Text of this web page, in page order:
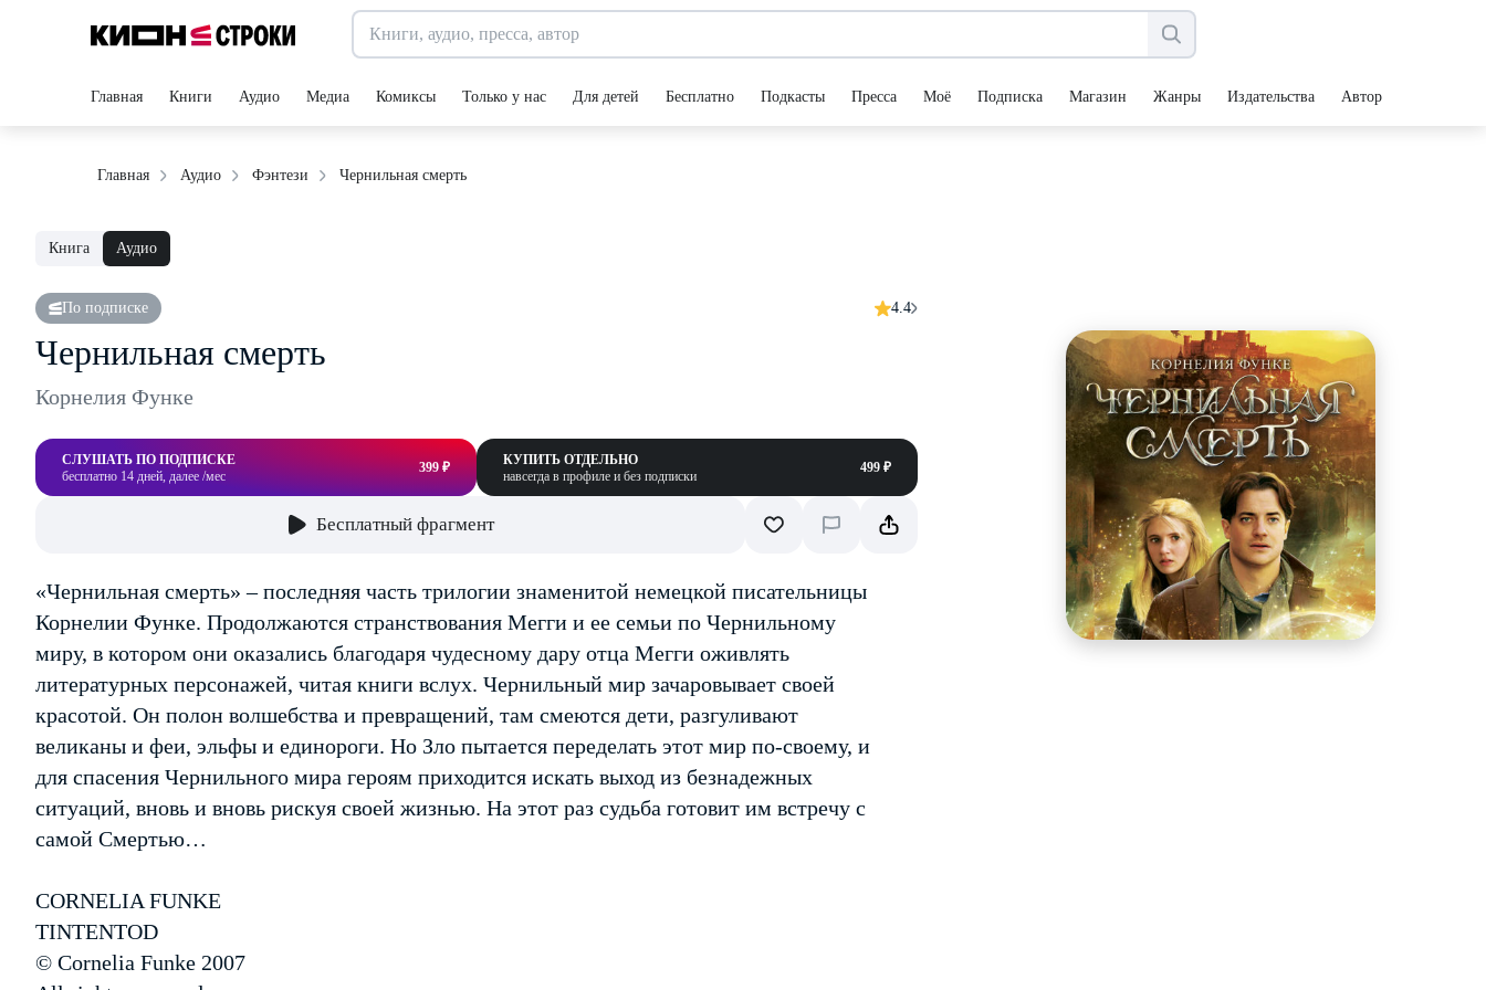
Главная Книги Аудио Медиа Комиксы Только у нас Для детей Бесплатно Подкасты Пресса Моё Подписка Магазин Жанры Издательства Авторы
Главная Аудио Фэнтези Чернильная смерть
Книга Аудио
По подписке 4.4
Чернильная смерть
Корнелия Функе
СЛУШАТЬ ПО ПОДПИСКЕ
бесплатно 14 дней, далее /мес
399 ₽
КУПИТЬ ОТДЕЛЬНО
навсегда в профиле и без подписки
499 ₽
Бесплатный фрагмент
«Чернильная смерть» – последняя часть трилогии знаменитой немецкой писательницы
Корнелии Функе. Продолжаются странствования Мегги и ее семьи по Чернильному
миру, в котором они оказались благодаря чудесному дару отца Мегги оживлять
литературных персонажей, читая книги вслух. Чернильный мир зачаровывает своей
красотой. Он полон волшебства и превращений, там смеются дети, разгуливают
великаны и феи, эльфы и единороги. Но Зло пытается переделать этот мир по-своему, и
для спасения Чернильного мира героям приходится искать выход из безнадежных
ситуаций, вновь и вновь рискуя своей жизнью. На этот раз судьба готовит им встречу с
самой Смертью…
CORNELIA FUNKE
TINTENTOD
© Cornelia Funke 2007